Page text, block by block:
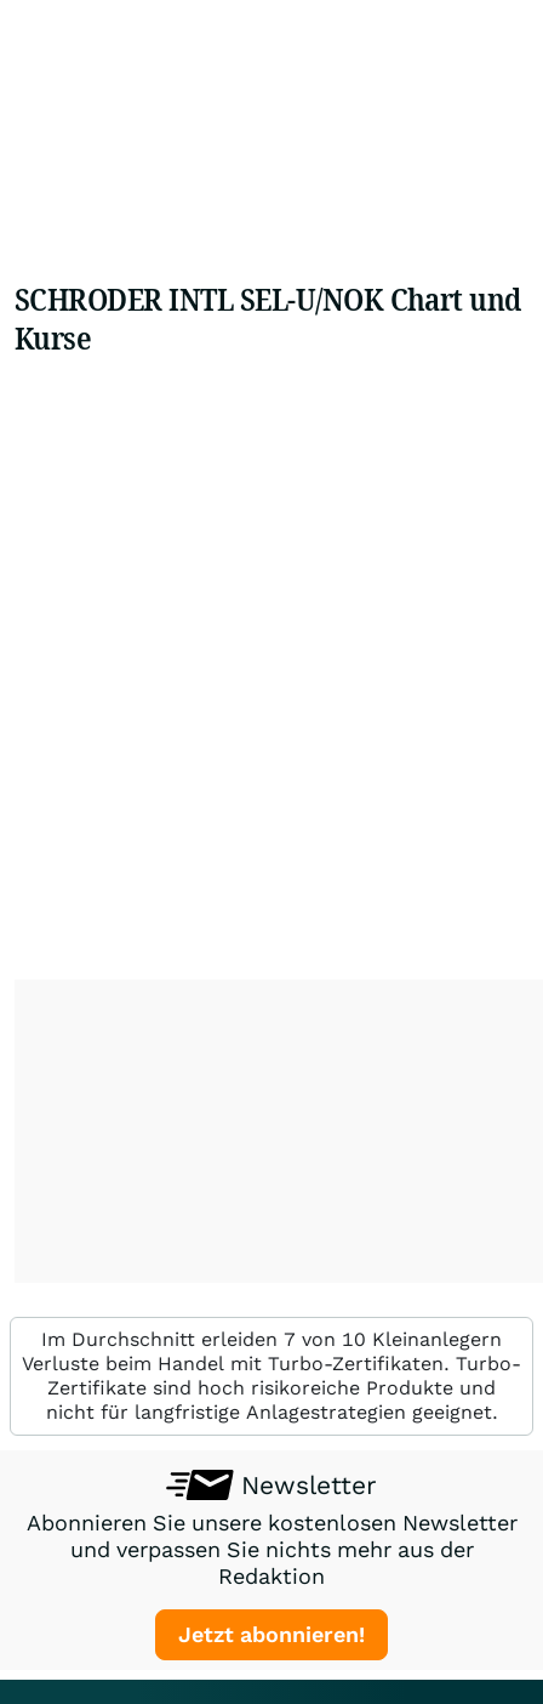
SCHRODER INTL SEL-U/NOK Chart und
Kurse
Im Durchschnitt erleiden 7 von 10 Kleinanlegern
Verluste beim Handel mit Turbo-Zertifikaten. Turbo-
Zertifikate sind hoch risikoreiche Produkte und
nicht für langfristige Anlagestrategien geeignet.
Newsletter
Abonnieren Sie unsere kostenlosen Newsletter
und verpassen Sie nichts mehr aus der
Redaktion
Jetzt abonnieren!